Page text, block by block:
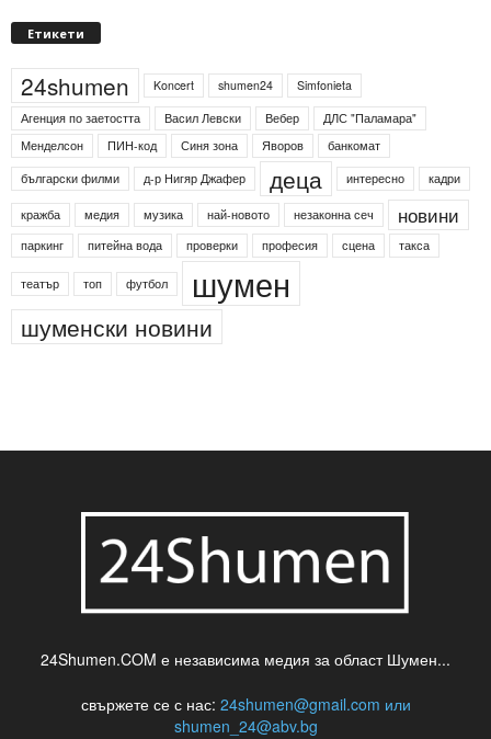
Етикети
24shumen Koncert shumen24
Simfonieta
Агенция по заетостта
Васил Левски Вебер
ДЛС "Паламара"
Менделсон
ПИН-код Синя зона Яворов
банкомат
български филми
д-р Нигяр Джафер деца интересно кадри
кражба медия музика най-новото незаконна сеч новини
паркинг питейна вода проверки професия сцена такса
театър топ футбол шумен
шуменски новини
24Shumen.COM е независима медия за област Шумен...
свържете се с нас: 24shumen@gmail.com или
shumen_24@abv.bg